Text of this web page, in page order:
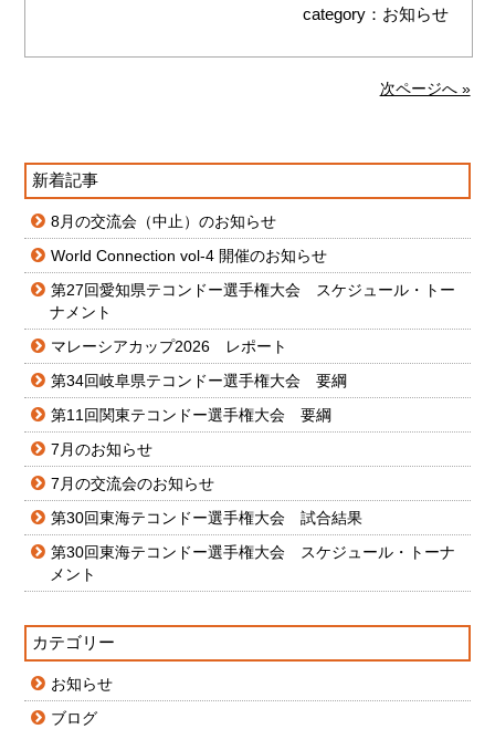
category： お知らせ
次ページへ »
新着記事
8月の交流会（中止）のお知らせ
World Connection vol-4 開催のお知らせ
第27回愛知県テコンドー選手権大会 スケジュール・トー
ナメント
マレーシアカップ2026 レポート
第34回岐阜県テコンドー選手権大会 要綱
第11回関東テコンドー選手権大会 要綱
7月のお知らせ
7月の交流会のお知らせ
第30回東海テコンドー選手権大会 試合結果
第30回東海テコンドー選手権大会 スケジュール・トーナ
メント
カテゴリー
お知らせ
ブログ